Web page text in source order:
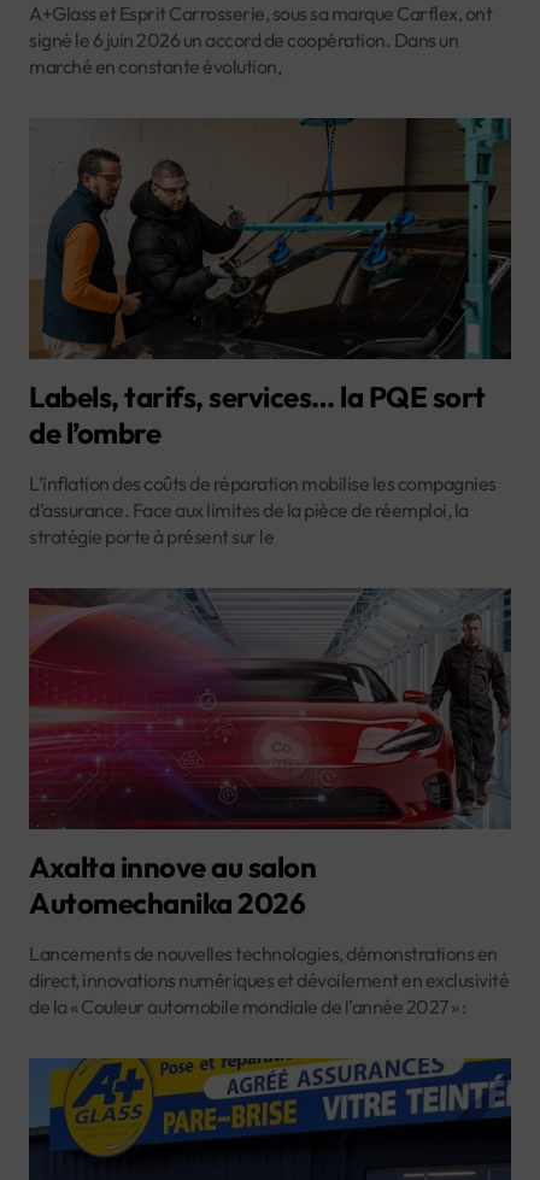
A+Glass et Esprit Carrosserie, sous sa marque Carflex, ont
signé le 6 juin 2026 un accord de coopération. Dans un
marché en constante évolution,
Labels, tarifs, services… la PQE sort
de l’ombre
L’inflation des coûts de réparation mobilise les compagnies
d’assurance. Face aux limites de la pièce de réemploi, la
stratégie porte à présent sur le
Axalta innove au salon
Automechanika 2026
Lancements de nouvelles technologies, démonstrations en
direct, innovations numériques et dévoilement en exclusivité
de la « Couleur automobile mondiale de l’année 2027 » :